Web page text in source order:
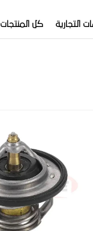
التجارية كل المنتجات